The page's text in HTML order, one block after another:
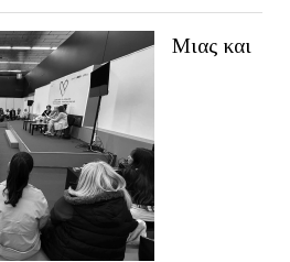
Μιας και